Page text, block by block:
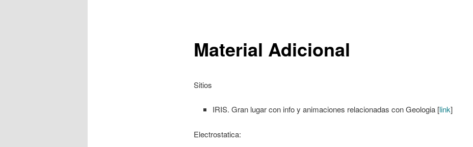
Material Adicional
Sitios
IRIS. Gran lugar con info y animaciones relacionadas con Geologia [link]
Electrostatica: